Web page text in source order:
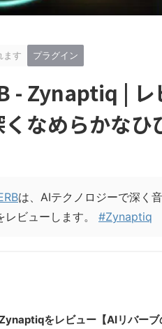
ます プラグイン
- Zynaptiq |
なめらかなひ
は、AIテクノロジーで深く
レビューします。 #Zynaptiq
をレビュー【AIリバーブ